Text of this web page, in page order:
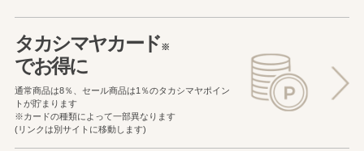
タカシマヤカード※
でお得に
通常商品は8％、セール商品は1％のタカシマヤポイン
トが貯まります
※カードの種類によって一部異なります
(リンクは別サイトに移動します)